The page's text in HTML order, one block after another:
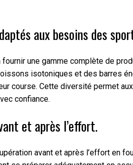
aux besoins des
une gamme complète de
isotoniques et des barres
course. Cette diversité permet
confiance.
et après l’effort.
avant et après l’effort en